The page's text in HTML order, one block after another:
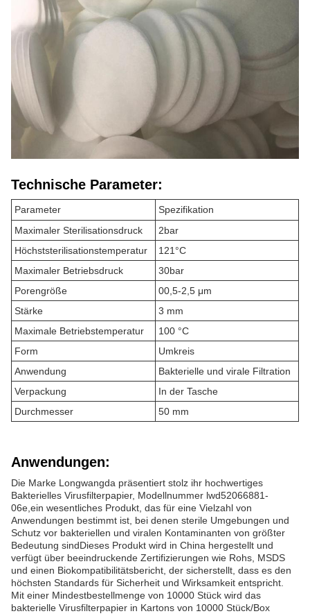
Technische Parameter:
Parameter
Spezifikation
Maximaler Sterilisationsdruck
2bar
Höchststerilisationstemperatur
121°C
Maximaler Betriebsdruck
30bar
Porengröße
00,5-2,5 μm
Stärke
3 mm
Maximale Betriebstemperatur
100 °C
Form
Umkreis
Anwendung
Bakterielle und virale Filtration
Verpackung
In der Tasche
Durchmesser
50 mm
Anwendungen:
Die Marke Longwangda präsentiert stolz ihr hochwertiges
Bakterielles Virusfilterpapier, Modellnummer lwd52066881-
06e,ein wesentliches Produkt, das für eine Vielzahl von
Anwendungen bestimmt ist, bei denen sterile Umgebungen und
Schutz vor bakteriellen und viralen Kontaminanten von größter
Bedeutung sindDieses Produkt wird in China hergestellt und
verfügt über beeindruckende Zertifizierungen wie Rohs, MSDS
und einen Biokompatibilitätsbericht, der sicherstellt, dass es den
höchsten Standards für Sicherheit und Wirksamkeit entspricht.
Mit einer Mindestbestellmenge von 10000 Stück wird das
bakterielle Virusfilterpapier in Kartons von 10000 Stück/Box